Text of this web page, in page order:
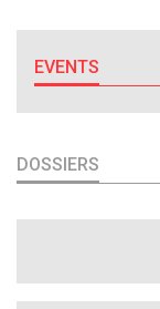
EVENTS
DOSSIERS